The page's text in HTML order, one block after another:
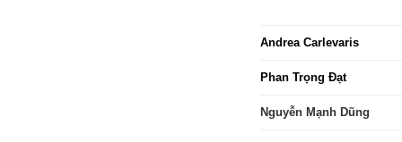
Andrea Carlevaris
Phan Trọng Đạt
Nguyễn Mạnh Dũng